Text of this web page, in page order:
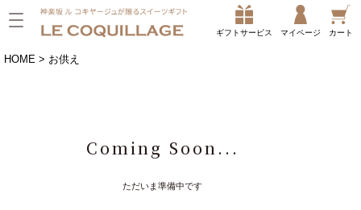
ギフトサービス マイページ カート
HOME お供え
Coming Soon...
ただいま準備中です